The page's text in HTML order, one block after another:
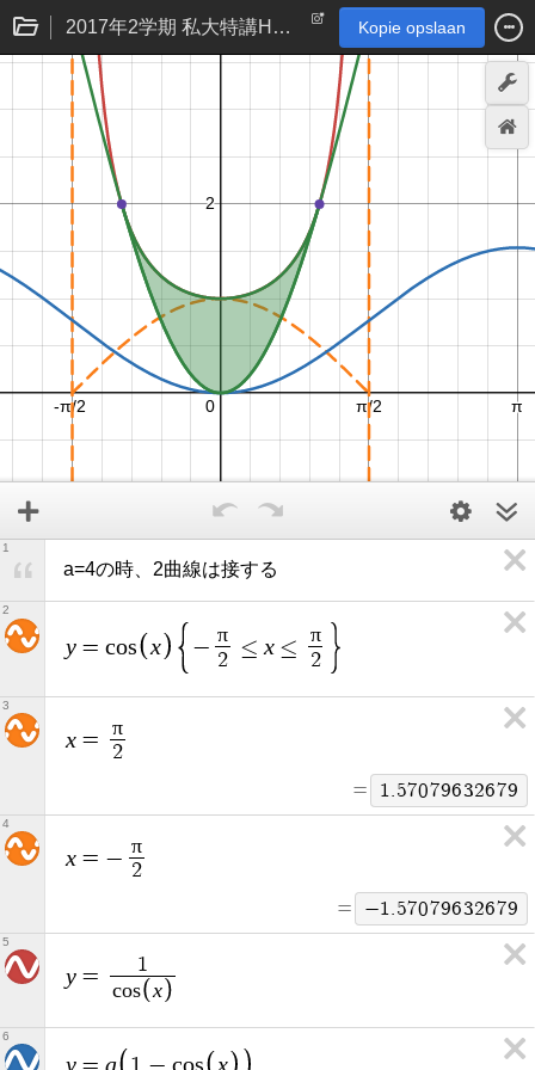
2017年2学期 私大特講H15 2曲線が接する・x軸まわりの回転体の体積 Kopie opslaan
a=4の時、2曲線は接する
1
y = cos x −
π
2
≤ x ≤
π
2
2
x =
π
2
=
1.57079632679
3
x = −
π
2
=
−1.57079632679
4
y =
1
cos x
5
y = a 1 − cos x
6